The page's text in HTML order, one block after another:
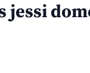
jessi